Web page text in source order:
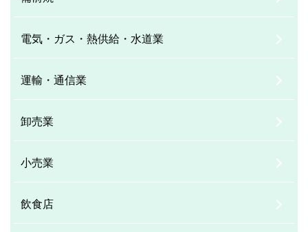
電気・ガス・熱供給・水道業
運輸・通信業
卸売業
小売業
飲食店